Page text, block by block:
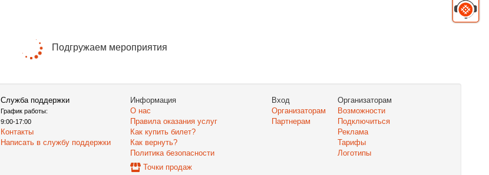
Подгружаем мероприятия
Служба поддержки
График работы:
9:00-17:00
Контакты
Написать в службу поддержки
Информация
О нас
Правила оказания услуг
Как купить билет?
Как вернуть?
Политика безопасности
Точки продаж
Вход
Организаторам
Партнерам
Организаторам
Возможности
Подключиться
Реклама
Тарифы
Логотипы